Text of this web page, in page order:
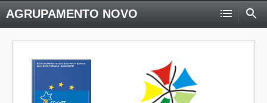
AGRUPAMENTO NOVO